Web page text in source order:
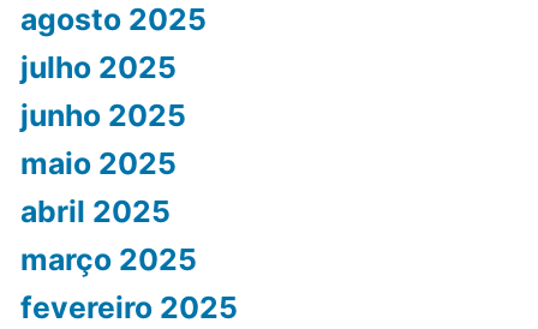
agosto 2025
julho 2025
junho 2025
maio 2025
abril 2025
março 2025
fevereiro 2025